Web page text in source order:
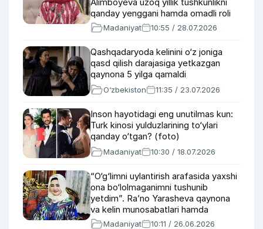
qanday yenggani hamda omadli roli
haqidaMadaniyat 10:55 / 28.07.2026
Qashqadaryoda kelinini o‘z joniga
qasd qilish darajasiga yetkazgan
qaynona 5 yilga qamaldi
O‘zbekiston 11:35 / 23.07.2026
Inson hayotidagi eng unutilmas kun:
Turk kinosi yulduzlarining to‘ylari
qanday o‘tgan? (foto)
Madaniyat 10:30 / 18.07.2026
“O‘g‘limni uylantirish arafasida yaxshi
ona bo‘lolmaganimni tushunib
yetdim”. Ra’no Yarasheva qaynona
va kelin munosabatlari hamda
bizneslari haqida
Madaniyat 10:11 / 26.06.2026